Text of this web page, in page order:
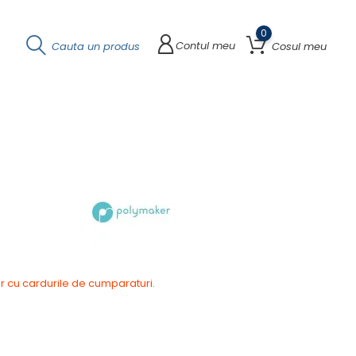
Contul meu Cosul meu
0
Cauta un produs
cu cardurile de cumparaturi.